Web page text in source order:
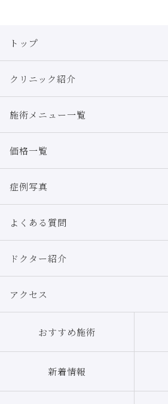
トップ
クリニック紹介
施術メニュー一覧
価格一覧
症例写真
よくある質問
ドクター紹介
アクセス
おすすめ施術
新着情報